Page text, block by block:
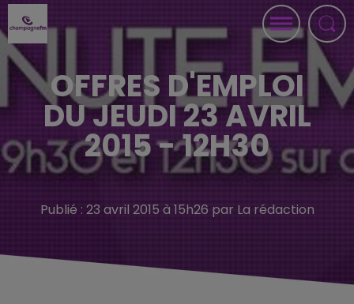
OFFRES D'EMPLOI
DU JEUDI 23 AVRIL
2015 - 12H30
Publié : 23 avril 2015 à 15h26 par La rédaction